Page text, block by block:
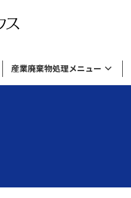
産業廃棄物処理メニュー